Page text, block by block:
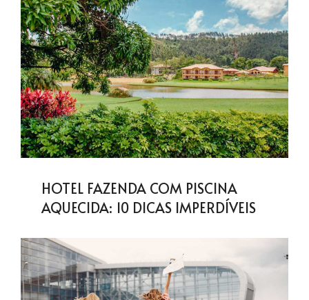
HOTEL FAZENDA COM PISCINA
AQUECIDA: 10 DICAS IMPERDÍVEIS